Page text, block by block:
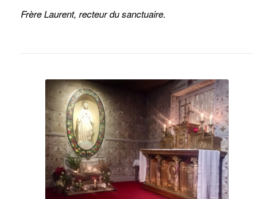
Frère Laurent, recteur du sanctuaire.